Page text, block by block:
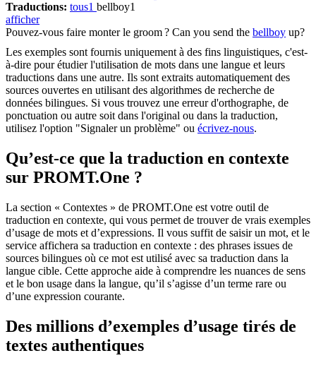
Traductions: tous1 bellboy1
afficher
Pouvez-vous faire monter le groom? Can you send the bellboy up?
Les exemples sont fournis uniquement à des fins linguistiques, c'est-
à-dire pour étudier l'utilisation de mots dans une langue et leurs
traductions dans une autre. Ils sont extraits automatiquement des
sources ouvertes en utilisant des algorithmes de recherche de
données bilingues. Si vous trouvez une erreur d'orthographe, de
ponctuation ou autre soit dans l'original ou dans la traduction,
utilisez l'option "Signaler un problème" ou écrivez-nous.
Qu’est-ce que la traduction en contexte
sur PROMT.One ?
La section « Contextes » de PROMT.One est votre outil de
traduction en contexte, qui vous permet de trouver de vrais exemples
d’usage de mots et d’expressions. Il vous suffit de saisir un mot, et le
service affichera sa traduction en contexte : des phrases issues de
sources bilingues où ce mot est utilisé avec sa traduction dans la
langue cible. Cette approche aide à comprendre les nuances de sens
et le bon usage dans la langue, qu’il s’agisse d’un terme rare ou
d’une expression courante.
Des millions d’exemples d’usage tirés de
textes authentiques